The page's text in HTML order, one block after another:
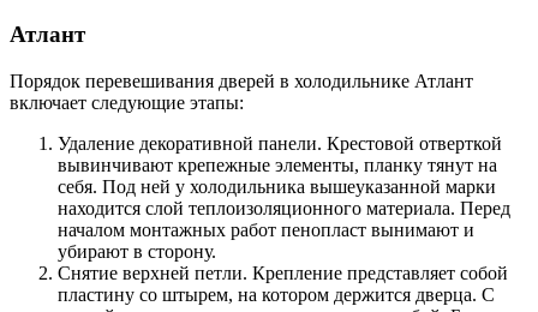
Атлант
Порядок перевешивания дверей в холодильнике Атлант
включает следующие этапы:
Удаление декоративной панели. Крестовой отверткой
вывинчивают крепежные элементы, планку тянут на
себя. Под ней у холодильника вышеуказанной марки
находится слой теплоизоляционного материала. Перед
началом монтажных работ пенопласт вынимают и
убирают в сторону.
Снятие верхней петли. Крепление представляет собой
пластину со штырем, на котором держится дверца. С